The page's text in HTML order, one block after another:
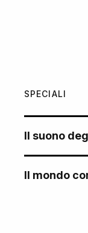
SPECIALI
Il suono
Il mondo